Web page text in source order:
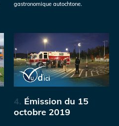
gastronomique autochtone.
4. Émission du 15
octobre 2019